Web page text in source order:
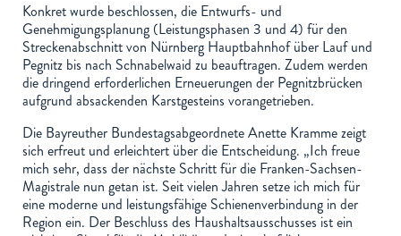
Konkret wurde beschlossen, die Entwurfs- und
Genehmigungsplanung (Leistungsphasen 3 und 4) für den
Streckenabschnitt von Nürnberg Hauptbahnhof über Lauf und
Pegnitz bis nach Schnabelwaid zu beauftragen. Zudem werden
die dringend erforderlichen Erneuerungen der Pegnitzbrücken
aufgrund absackenden Karstgesteins vorangetrieben.
Die Bayreuther Bundestagsabgeordnete Anette Kramme zeigt
sich erfreut und erleichtert über die Entscheidung. „Ich freue
mich sehr, dass der nächste Schritt für die Franken-Sachsen-
Magistrale nun getan ist. Seit vielen Jahren setze ich mich für
eine moderne und leistungsfähige Schienenverbindung in der
Region ein. Der Beschluss des Haushaltsausschusses ist ein